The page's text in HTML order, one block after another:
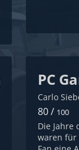
PC
Carlo
80 / 100
Die Jahre
waren für